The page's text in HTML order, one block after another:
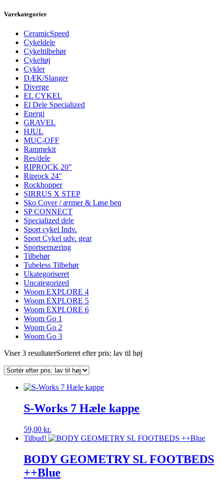
Varekategorier
CeramicSpeed
Cykeldele
Cykeltilbehør
Cykeltøj
Cykler
DÆK/Slanger
Diverge
EL CYKEL
El Dele Specialized
Energi
GRAVEL
HJUL
MUC-OFF
Rammekit
Res/dele
RIPROCK 20"
Riprock 24"
Rockhopper
SIRRUS X STEP
Sko Cover / ærmer & Løse ben
SP CONNECT
Specialized dele
Sport cykel Indv.
Sport Cykel udv. gear
Sportsernæring
Tilbehør
Tubeless Tilbehør
Ukategoriseret
Uncategorized
Woom EXPLORE 4
Woom EXPLORE 5
Woom EXPLORE 6
Woom Go 1
Woom Go 2
Woom Go 3
Viser 3 resultaterSorteret efter pris: lav til høj
S-Works 7 Hæle kappe
59,00 kr.
Tilbud!
BODY GEOMETRY SL FOOTBEDS
++Blue